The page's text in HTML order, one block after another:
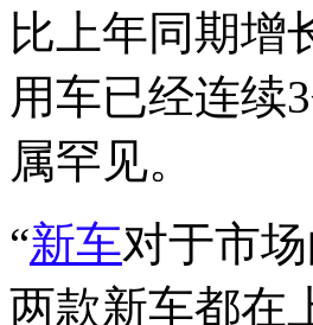
比上年同期增
用车已经连续
属罕见。
“新车对于市
两款新车都在